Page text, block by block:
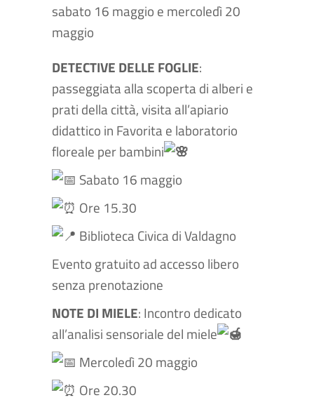
sabato 16 maggio e mercoledì 20
maggio
DETECTIVE DELLE FOGLIE:
passeggiata alla scoperta di alberi e
prati della città, visita all’apiario
didattico in Favorita e laboratorio
floreale per bambini
Sabato 16 maggio
Ore 15.30
Biblioteca Civica di Valdagno
Evento gratuito ad accesso libero
senza prenotazione
NOTE DI MIELE: Incontro dedicato
all’analisi sensoriale del miele
Mercoledì 20 maggio
Ore 20.30